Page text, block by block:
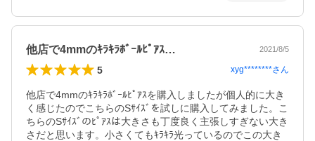
他店で4mmのｷﾗｷﾗﾎﾞｰﾙﾋﾟｱｽ… 2021/8/5
5 xyg********さん
他店で4mmのｷﾗｷﾗﾎﾞｰﾙﾋﾟｱｽを購入しましたが個人的に大き
く感じたのでこちらのSｻｲｽﾞを試しに購入してみました。こ
ちらのSｻｲｽﾞのﾋﾟｱｽは大きさも丁度良く主張しすぎない大き
さだと思います。小さくてもｷﾗｷﾗ光っているのでこの大き